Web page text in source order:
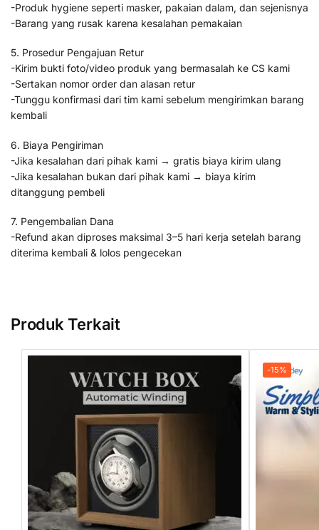
-Produk hygiene seperti masker, pakaian dalam, dan sejenisnya
-Barang yang rusak karena kesalahan pemakaian
5. Prosedur Pengajuan Retur
-Kirim bukti foto/video produk yang bermasalah ke CS kami
-Sertakan nomor order dan alasan retur
-Tunggu konfirmasi dari tim kami sebelum mengirimkan barang
kembali
6. Biaya Pengiriman
-Jika kesalahan dari pihak kami → gratis biaya kirim ulang
-Jika kesalahan bukan dari pihak kami → biaya kirim
ditanggung pembeli
7. Pengembalian Dana
-Refund akan diproses maksimal 3–5 hari kerja setelah barang
diterima kembali & lolos pengecekan
Produk Terkait
-15%